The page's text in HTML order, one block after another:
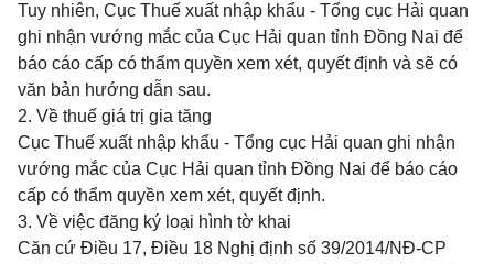
Tuy nhiên, Cục Thuế xuất nhập khẩu - Tổng cục Hải quan
ghi nhận vướng mắc của Cục Hải quan tỉnh Đồng Nai để
báo cáo cấp có thẩm quyền xem xét, quyết định và sẽ có
văn bản hướng dẫn sau.
2. Về thuế giá trị gia tăng
Cục Thuế xuất nhập khẩu - Tổng cục Hải quan ghi nhận
vướng mắc của Cục Hải quan tỉnh Đồng Nai để báo cáo
cấp có thẩm quyền xem xét, quyếtđịnh.
3. Về việc đăng ký loại hình tờ khai
Căn cứ Điều 17, Điều 18 Nghị định số 39/2014/NĐ-CP